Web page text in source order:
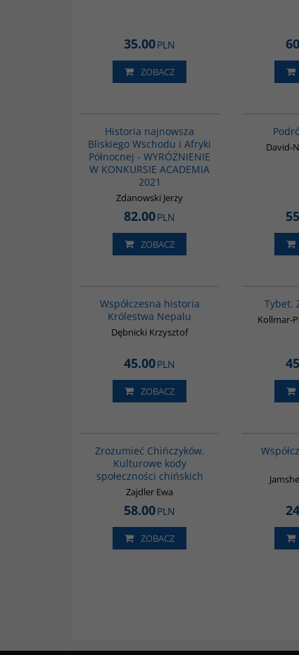
35.00PLN
ZOBACZ
Historia najnowsza
Bliskiego Wschodu i Afryki
Północnej - WYRÓŻNIENIE
W KONKURSIE ACADEMIA
2021
Zdanowski Jerzy
82.00PLN
ZOBACZ
David-
Współczesna historia
Królestwa Nepalu
Dębnicki Krzysztof
45.00PLN
ZOBACZ
Tybet.
Kollmar-
Zrozumieć Chińczyków.
Kulturowe kody
społeczności chińskich
Zajdler Ewa
58.00PLN
ZOBACZ